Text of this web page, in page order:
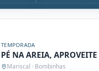
TEMPORADA
PÉ NA AREIA,
Mariscal · Bombinhas